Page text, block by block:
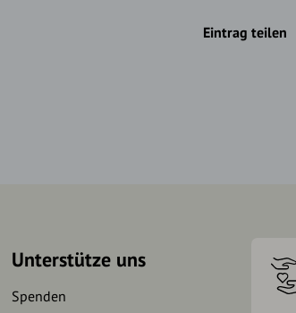
Eintrag teilen
Unterstütze uns
Spenden